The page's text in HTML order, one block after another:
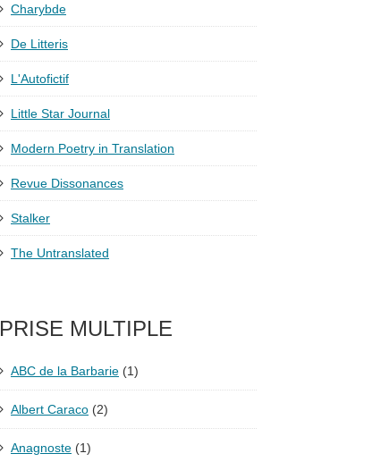
Charybde
De Litteris
L'Autofictif
Little Star Journal
Modern Poetry in Translation
Revue Dissonances
Stalker
The Untranslated
PRISE MULTIPLE
ABC de la Barbarie (1)
Albert Caraco (2)
Anagnoste (1)